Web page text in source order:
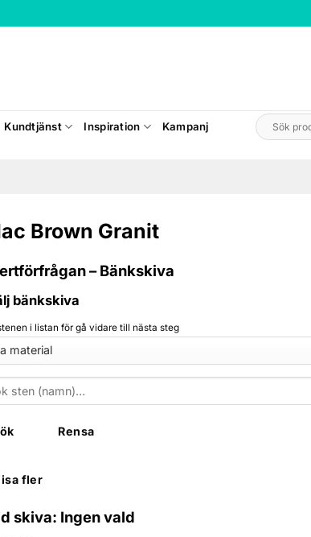
Kundtjänst Inspiration Kampanj
Sök
efter:
Brown Granit
– Bänkskiva
bänkskiva
i listan för gå vidare till nästa steg
Rensa
fler
skiva: Ingen vald